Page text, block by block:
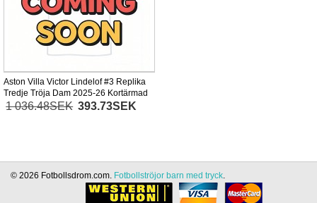
Aston Villa Victor Lindelof #3 Replika
Tredje Tröja Dam 2025-26 Kortärmad
1 036.48SEK 393.73SEK
© 2026 Fotbollsdrom.com. Fotbollströjor barn med tryck.